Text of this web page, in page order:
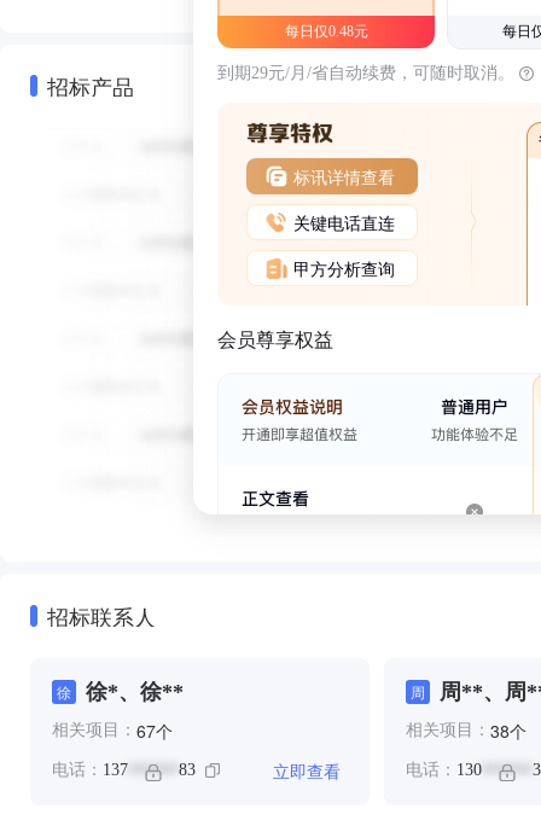
招标产品
每日仅0.48元 每日
到期29元/月/省自动续费，可随时取消。
标讯详情查看
关键电话直连
甲方分析查询
会员尊享权益
招标联系人
徐 徐*、徐**
相关项目： 67个
电话： 137 ****** 83 立即查看
周 周**、周
相关项目： 38个
电话： 130******